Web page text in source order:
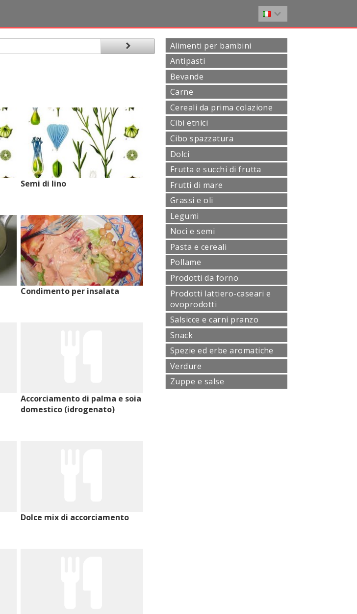
Semi di lino
Condimento per insalata
Accorciamento di palma e soia
domestico (idrogenato)
Dolce mix di accorciamento
Alimenti per bambini
Antipasti
Bevande
Carne
Cereali da prima colazione
Cibi etnici
Cibo spazzatura
Dolci
Frutta e succhi di frutta
Frutti di mare
Grassi e oli
Legumi
Noci e semi
Pasta e cereali
Pollame
Prodotti da forno
Prodotti lattiero-caseari e
ovoprodotti
Salsicce e carni pranzo
Snack
Spezie ed erbe aromatiche
Verdure
Zuppe e salse